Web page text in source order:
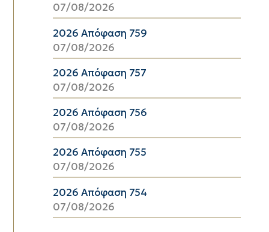
07/08/2026
2026 Απόφαση 759
07/08/2026
2026 Απόφαση 757
07/08/2026
2026 Απόφαση 756
07/08/2026
2026 Απόφαση 755
07/08/2026
2026 Απόφαση 754
07/08/2026